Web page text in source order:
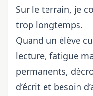
Sur le terrain, je
trop longtemps.
Quand un élève
lecture, fatigue
permanents,
d’écrit et besoin